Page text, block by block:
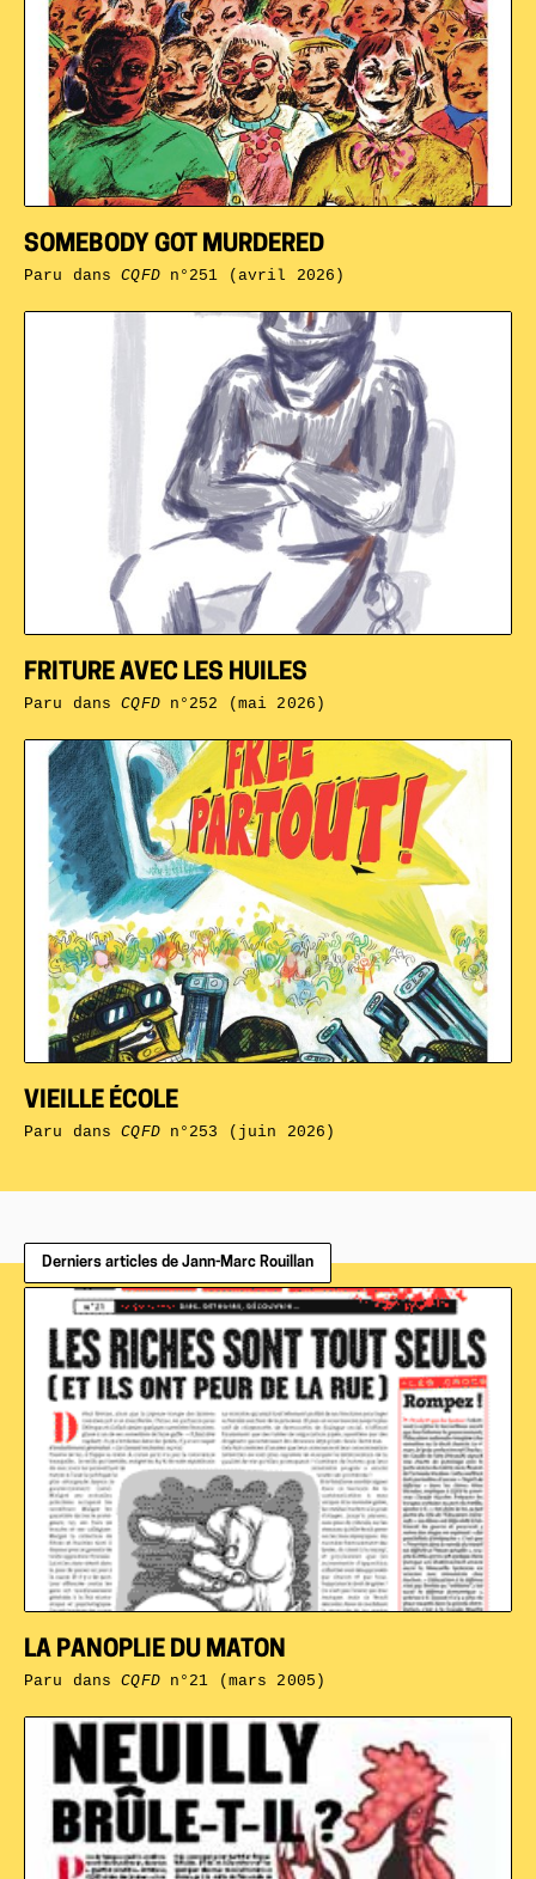
VIEILLE ÉCOLE
Paru dansCQFDn°253 (juin 2026)
FRITURE AVEC LES HUILES
Paru dansCQFDn°252 (mai 2026)
SOMEBODY GOT MURDERED
Paru dansCQFDn°251 (avril 2026)
Derniers articles de Jann-Marc Rouillan
LA PANOPLIE DU MATON
Paru dansCQFDn°21 (mars 2005)